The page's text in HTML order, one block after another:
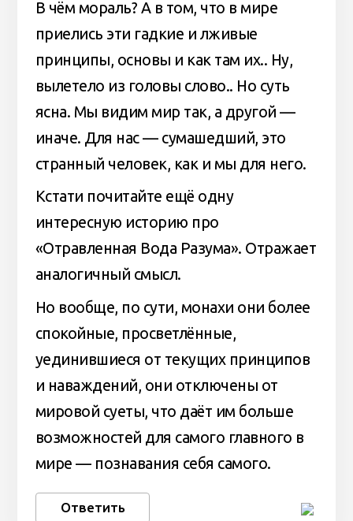
В чём мораль? А в том, что в мире
приелись эти гадкие и лживые
принципы, основы и как там их.. Ну,
вылетело из головы слово.. Но суть
ясна. Мы видим мир так, а другой —
иначе. Для нас — сумашедший, это
странный человек, как и мы для него.
Кстати почитайте ещё одну
интересную историю про
«Отравленная Вода Разума». Отражает
аналогичный смысл.
Но вообще, по сути, монахи они более
спокойные, просветлённые,
уединившиеся от текущих принципов
и наваждений, они отключены от
мировой суеты, что даёт им больше
возможностей для самого главного в
мире — познавания себя самого.
Ответить